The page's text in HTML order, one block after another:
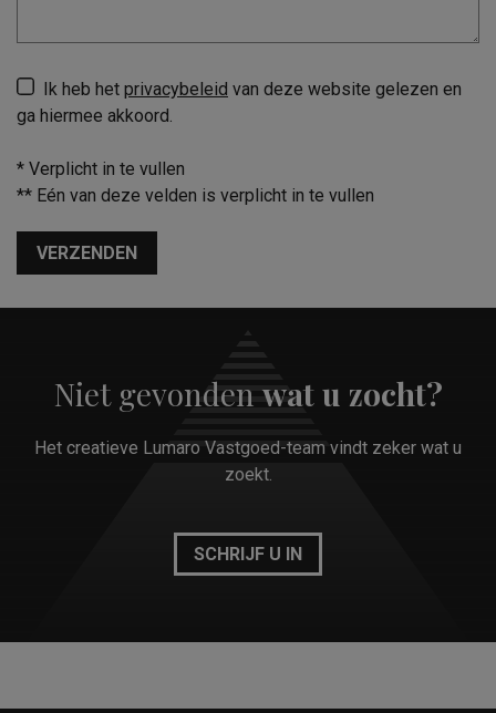
Ik heb het privacybeleid van deze website gelezen en
ga hiermee akkoord.
* Verplicht in te vullen
** Eén van deze velden is verplicht in te vullen
VERZENDEN
Niet gevondenwat u zocht?
Het creatieve Lumaro Vastgoed-team vindt zeker wat u
zoekt.
SCHRIJF U IN